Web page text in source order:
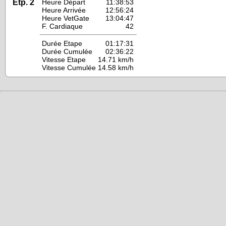
Etp. 2 Heure Départ
11:38:53
Heure Arrivée
12:56:24
Heure VetGate
13:04:47
F. Cardiaque
42
Durée Etape
01:17:31
Durée Cumulée
02:36:22
Vitesse Etape
14.71 km/h
Vitesse Cumulée 14.58 km/h